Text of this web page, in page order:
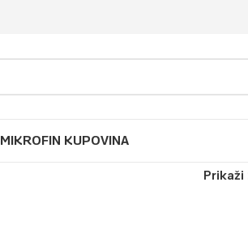
MIKROFIN KUPOVINA
Prikaži